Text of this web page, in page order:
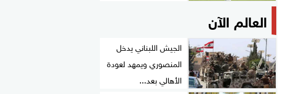
العالم الآن
الجيش اللبناني يدخل
المنصوري ويمهد لعودة
الأهالي بعد...